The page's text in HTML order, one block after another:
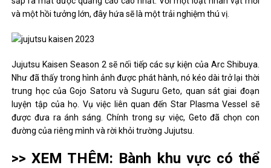
và một hồi tưởng lớn, đây hứa sẽ là một trải nghiệm thú vị.
Jujutsu Kaisen Season 2 sẽ nối tiếp các sự kiện của Arc Shibuya.
Như đã thấy trong hình ảnh được phát hành, nó kéo dài trở lại thời
trung học của Gojo Satoru và Suguru Geto, quan sát giai đoạn
luyện tập của họ. Vụ việc liên quan đến Star Plasma Vessel sẽ
được đưa ra ánh sáng. Chính trong sự việc, Geto đã chọn con
đường của riêng mình và rời khỏi trường Jujutsu.
>> XEM THÊM: Bành khu vực có thể